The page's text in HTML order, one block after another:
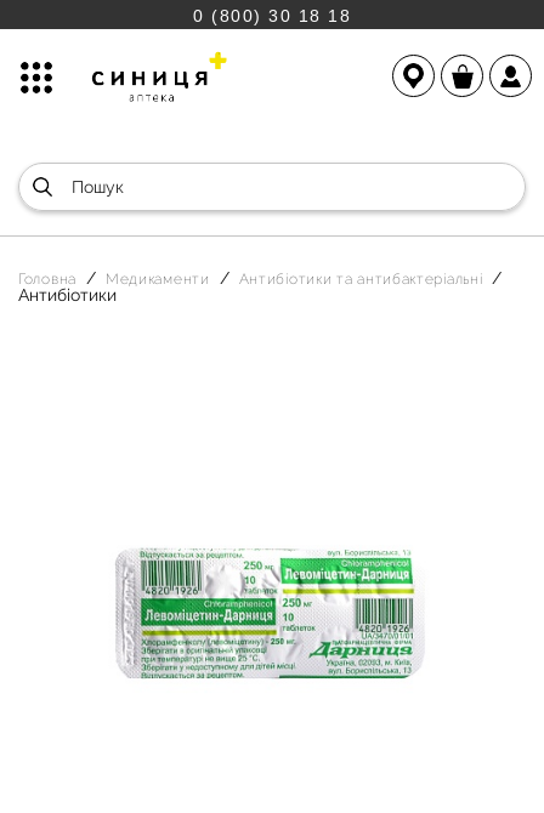
0 (800) 30 18 18
Головна Медикаменти Антибіотики та антибактеріальні
Антибіотики